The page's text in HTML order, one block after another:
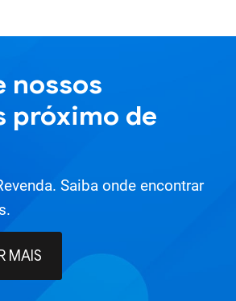
nossos
próximo de
Saiba onde encontrar
MAIS